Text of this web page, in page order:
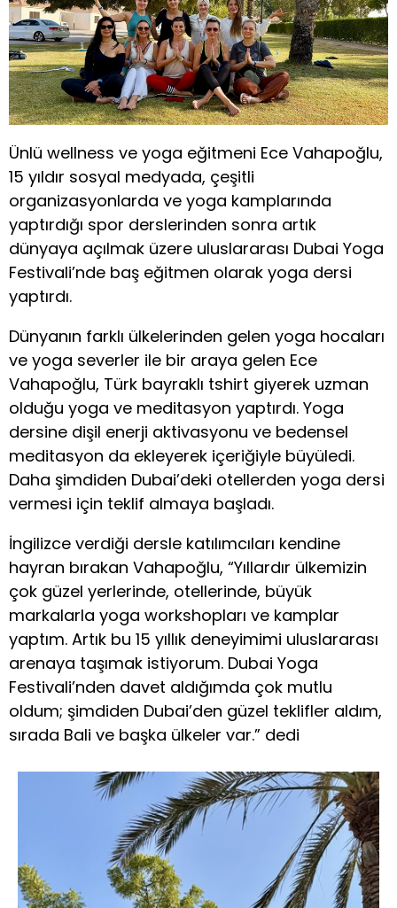
Ünlü wellness ve yoga eğitmeni Ece Vahapoğlu,
15 yıldır sosyal medyada, çeşitli
organizasyonlarda ve yoga kamplarında
yaptırdığı spor derslerinden sonra artık
dünyaya açılmak üzere uluslararası Dubai Yoga
Festivali’nde baş eğitmen olarak yoga dersi
yaptırdı.
Dünyanın farklı ülkelerinden gelen yoga hocaları
ve yoga severler ile bir araya gelen Ece
Vahapoğlu, Türk bayraklı tshirt giyerek uzman
olduğu yoga ve meditasyon yaptırdı. Yoga
dersine dişil enerji aktivasyonu ve bedensel
meditasyon da ekleyerek içeriğiyle büyüledi.
Daha şimdiden Dubai’deki otellerden yoga dersi
vermesi için teklif almaya başladı.
İngilizce verdiği dersle katılımcıları kendine
hayran bırakan Vahapoğlu, “Yıllardır ülkemizin
çok güzel yerlerinde, otellerinde, büyük
markalarla yoga workshopları ve kamplar
yaptım. Artık bu 15 yıllık deneyimimi uluslararası
arenaya taşımak istiyorum. Dubai Yoga
Festivali’nden davet aldığımda çok mutlu
oldum; şimdiden Dubai’den güzel teklifler aldım,
sırada Bali ve başka ülkeler var.” dedi